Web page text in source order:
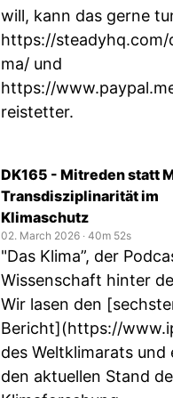
will, kann das gerne
https://steadyhq.com/
ma/ und
https://
reistetter.
DK165 - Mitreden statt
Transdisziplinarität im
Klimaschutz
02. March 2026 ‧ 40m 52s
"Das Klima”, der
Wissenschaft hinter
Wir lasen den
Bericht](https://
des Weltklimarats und
den aktuellen Stand